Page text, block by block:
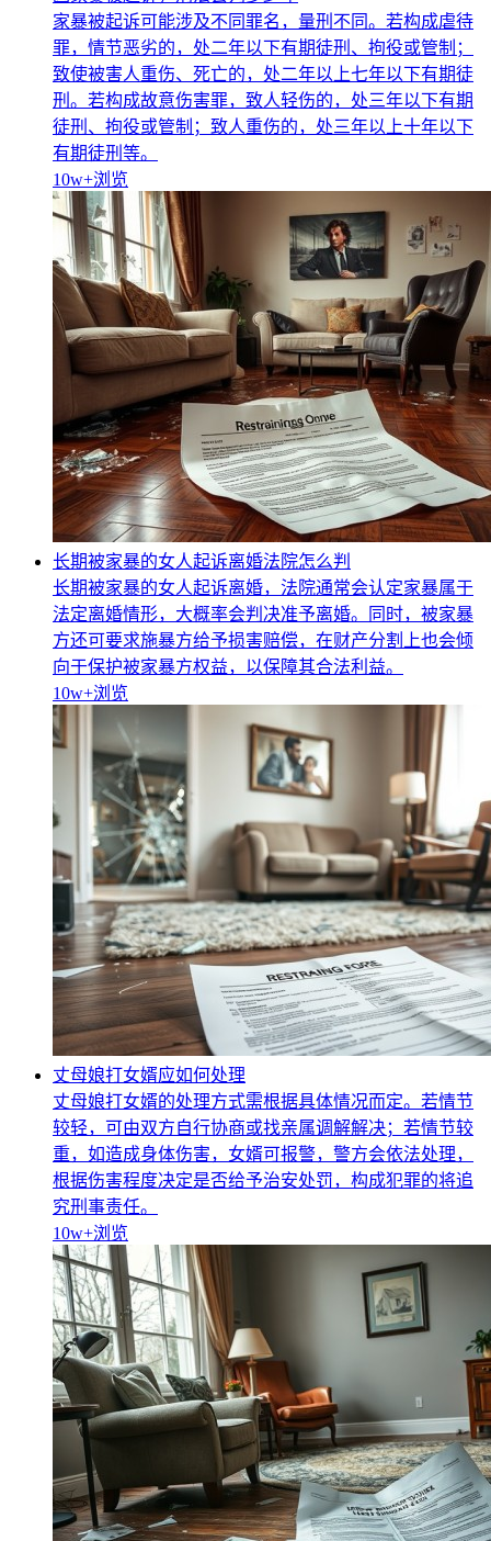
家暴被起诉可能涉及不同罪名，量刑不同。若构成虐待
罪，情节恶劣的，处二年以下有期徒刑、拘役或管制；
致使被害人重伤、死亡的，处二年以上七年以下有期徒
刑。若构成故意伤害罪，致人轻伤的，处三年以下有期
徒刑、拘役或管制；致人重伤的，处三年以上十年以下
有期徒刑等。
10w+浏览
长期被家暴的女人起诉离婚法院怎么判
长期被家暴的女人起诉离婚，法院通常会认定家暴属于
法定离婚情形，大概率会判决准予离婚。同时，被家暴
方还可要求施暴方给予损害赔偿，在财产分割上也会倾
向于保护被家暴方权益，以保障其合法利益。
10w+浏览
丈母娘打女婿应如何处理
丈母娘打女婿的处理方式需根据具体情况而定。若情节
较轻，可由双方自行协商或找亲属调解解决；若情节较
重，如造成身体伤害，女婿可报警，警方会依法处理，
根据伤害程度决定是否给予治安处罚，构成犯罪的将追
究刑事责任。
10w+浏览